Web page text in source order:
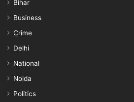
Bihar
Business
Crime
Delhi
National
Noida
Politics